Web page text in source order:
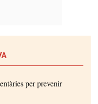
per prevenir